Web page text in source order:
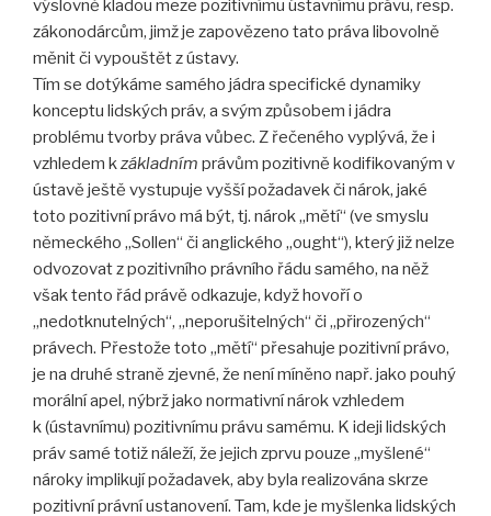
výslovně kladou meze pozitivnímu ústavnímu právu, resp.
zákonodárcům, jimž je zapovězeno tato práva libovolně
měnit či vypouštět z ústavy.
Tím se dotýkáme samého jádra specifické dynamiky
konceptu lidských práv, a svým způsobem i jádra
problému tvorby práva vůbec. Z řečeného vyplývá, že i
vzhledem kzákladním právům pozitivně kodifikovaným v
ústavě ještě vystupuje vyšší požadavek či nárok, jaké
toto pozitivní právo má být, tj. nárok „mětí“ (ve smyslu
německého „Sollen“ či anglického „ought“), který již nelze
odvozovat z pozitivního právního řádu samého, na něž
však tento řád právě odkazuje, když hovoří o
„nedotknutelných“, „neporušitelných“ či „přirozených“
právech. Přestože toto „mětí“ přesahuje pozitivní právo,
je na druhé straně zjevné, že není míněno např. jako pouhý
morální apel, nýbrž jako normativní nárok vzhledem
k (ústavnímu) pozitivnímu právu samému. K ideji lidských
práv samé totiž náleží, že jejich zprvu pouze „myšlené“
nároky implikují požadavek, aby byla realizována skrze
pozitivní právní ustanovení. Tam, kde je myšlenka lidských